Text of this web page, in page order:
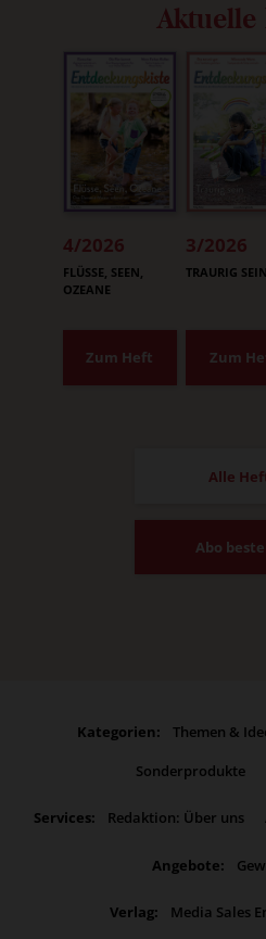
Aktuelle
4/2026
:
FLÜSSE, SEEN,
OZEANE
Zum Heft
3/2026
:
TRAURIG SEIN
Zum
Alle
Abo
Kategorien: Themen &
Sonderprodukte
Services: Redaktion: Über uns
Angebote:
Verlag:
Media Sales